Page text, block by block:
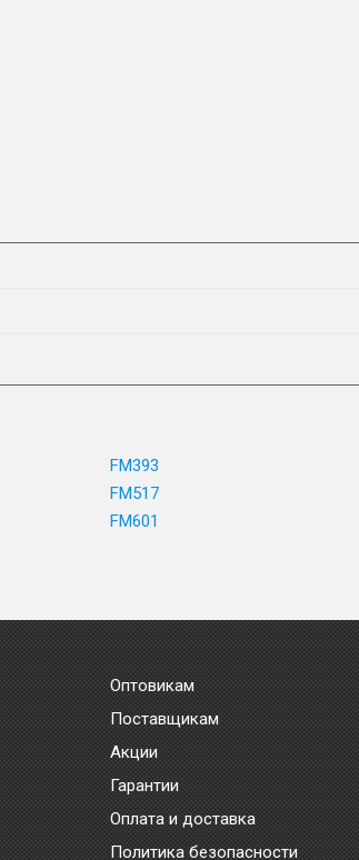
FM393
FM517
FM601
Оптовикам
Поставщикам
Акции
Гарантии
Оплата и доставка
Политика безопасности